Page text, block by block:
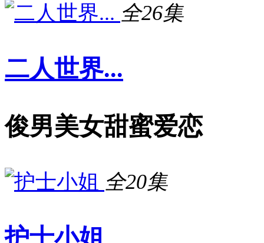
全26集
二人世界...
俊男美女甜蜜爱恋
全20集
护士小姐